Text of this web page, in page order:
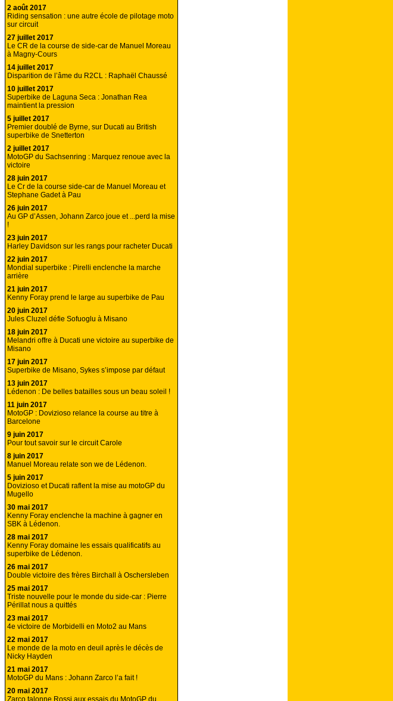
2 août 2017
Riding sensation : une autre école de pilotage moto
sur circuit
27 juillet 2017
Le CR de la course de side-car de Manuel Moreau
à Magny-Cours
14 juillet 2017
Disparition de l’âme du R2CL : Raphaël Chaussé
10 juillet 2017
Superbike de Laguna Seca : Jonathan Rea
maintient la pression
5 juillet 2017
Premier doublé de Byrne, sur Ducati au British
superbike de Snetterton
2 juillet 2017
MotoGP du Sachsenring : Marquez renoue avec la
victoire
28 juin 2017
Le Cr de la course side-car de Manuel Moreau et
Stephane Gadet à Pau
26 juin 2017
Au GP d’Assen, Johann Zarco joue et ...perd la mise
!
23 juin 2017
Harley Davidson sur les rangs pour racheter Ducati
22 juin 2017
Mondial superbike : Pirelli enclenche la marche
arrière
21 juin 2017
Kenny Foray prend le large au superbike de Pau
20 juin 2017
Jules Cluzel défie Sofuoglu à Misano
18 juin 2017
Melandri offre à Ducati une victoire au superbike de
Misano
17 juin 2017
Superbike de Misano, Sykes s’impose par défaut
13 juin 2017
Lédenon : De belles batailles sous un beau soleil !
11 juin 2017
MotoGP : Dovizioso relance la course au titre à
Barcelone
9 juin 2017
Pour tout savoir sur le circuit Carole
8 juin 2017
Manuel Moreau relate son we de Lédenon.
5 juin 2017
Dovizioso et Ducati raflent la mise au motoGP du
Mugello
30 mai 2017
Kenny Foray enclenche la machine à gagner en
SBK à Lédenon.
28 mai 2017
Kenny Foray domaine les essais qualificatifs au
superbike de Lédenon.
26 mai 2017
Double victoire des frères Birchall à Oschersleben
25 mai 2017
Triste nouvelle pour le monde du side-car : Pierre
Périllat nous a quittés
23 mai 2017
4e victoire de Morbidelli en Moto2 au Mans
22 mai 2017
Le monde de la moto en deuil après le décès de
Nicky Hayden
21 mai 2017
MotoGP du Mans : Johann Zarco l’a fait !
20 mai 2017
Zarco talonne Rossi aux essais du MotoGP du